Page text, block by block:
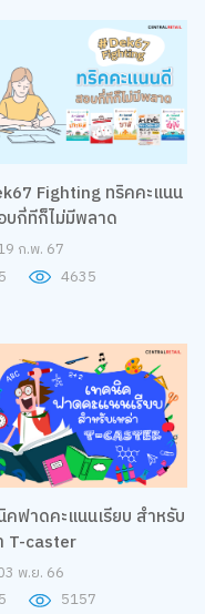
Fighting ทริคคะแนน
บกี่ทีก็ไม่มีพลาด
ก.พ. 67
5
4635
คฟาดคะแนนเรียบ สำหรับ
T-caster
พ.ย. 66
5
5157